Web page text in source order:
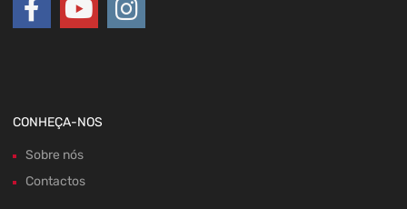
CONHEÇA-NOS
Sobre nós
Contactos